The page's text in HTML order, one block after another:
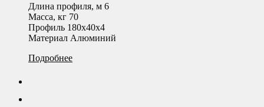
Длина профиля, м 6
Масса, кг 70
Профиль 180х40х4
Материал Алюминий
Подробнее